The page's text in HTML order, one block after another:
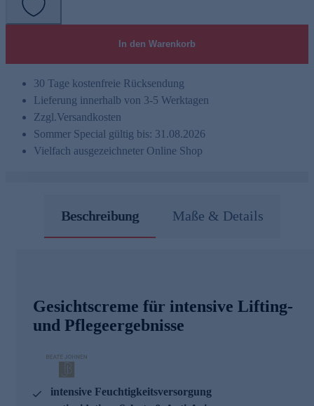
In den Warenkorb
30 Tage kostenfreie Rücksendung
Lieferung innerhalb von 3-5 Werktagen
Zzgl.Versandkosten
Sommer Special gültig bis: 31.08.2026
Vielfach ausgezeichneter Online Shop
Beschreibung Maße & Details
Gesichtscreme für intensive Lifting-
und Pflegeergebnisse
intensive Feuchtigkeitsversorgung